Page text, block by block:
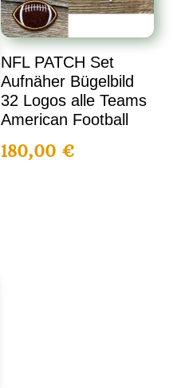
NFL PATCH Set
Aufnäher Bügelbild
32 Logos alle Teams
American Football
180,00 €